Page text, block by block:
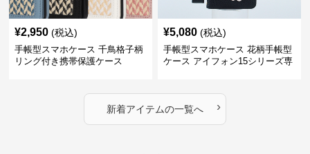
¥2,950 (税込)
手帳型スマホケース 千鳥格子柄
リング付き携帯保護ケース
¥5,080 (税込)
手帳型スマホケース 花柄手帳型
ケース アイフォン15シリーズ専
新着アイテムの一覧へ ›